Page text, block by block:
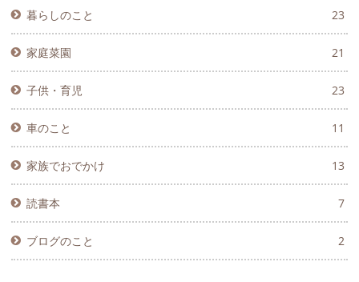
暮らしのこと 23
家庭菜園 21
子供・育児 23
車のこと 11
家族でおでかけ 13
読書本 7
ブログのこと 2